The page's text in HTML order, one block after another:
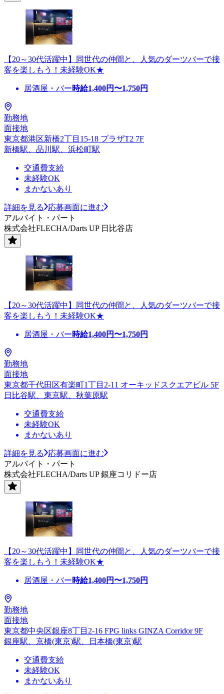
【20～30代活躍中】同世代の仲間と、人気のダーツバーで接
客を楽しもう！未経験OK★
居酒屋・バー時給1,400円〜1,750円
勤務地
面接地
東京都港区新橋2丁目15-18 プラザT2 7F
新橋駅、品川駅、浜松町駅
交通費支給
未経験OK
まかないあり
詳細を見る
応募画面に進む
アルバイト・パート
株式会社FLECHA/Darts UP 日比谷店
【20～30代活躍中】同世代の仲間と、人気のダーツバーで接
客を楽しもう！未経験OK★
居酒屋・バー時給1,400円〜1,750円
勤務地
面接地
東京都千代田区有楽町1丁目2-11 オーキッドスクエアビル 5F
日比谷駅、東京駅、秋葉原駅
交通費支給
未経験OK
まかないあり
詳細を見る
応募画面に進む
アルバイト・パート
株式会社FLECHA/Darts UP 銀座コリドー店
【20～30代活躍中】同世代の仲間と、人気のダーツバーで接
客を楽しもう！未経験OK★
居酒屋・バー時給1,400円〜1,750円
勤務地
面接地
東京都中央区銀座8丁目2-16 FPG links GINZA Corridor 9F
銀座駅、京橋(東京)駅、日本橋(東京)駅
交通費支給
未経験OK
まかないあり